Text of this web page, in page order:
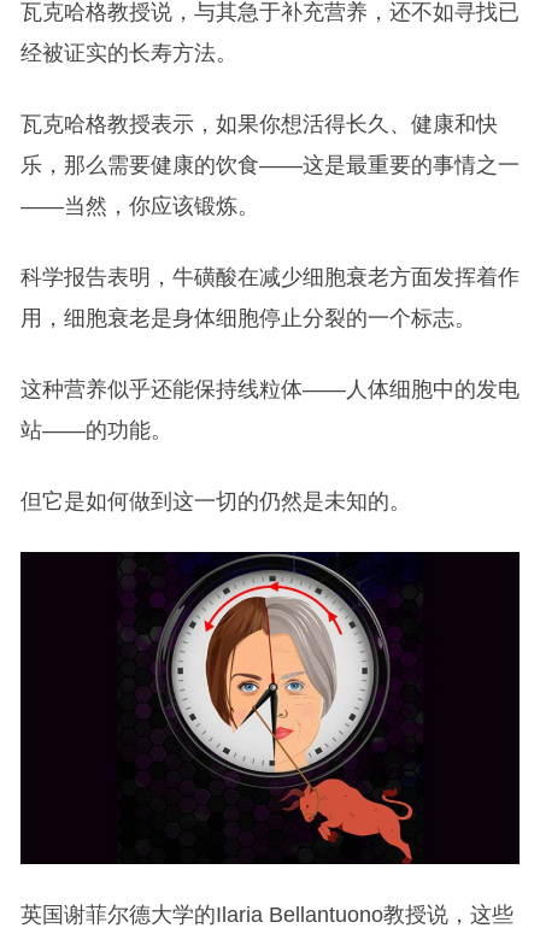
瓦克哈格教授说，与其急于补充营养，还不如寻找已
经被证实的长寿方法。
瓦克哈格教授表示，如果你想活得长久、健康和快
乐，那么需要健康的饮食——这是最重要的事情之一
——当然，你应该锻炼。
科学报告表明，牛磺酸在减少细胞衰老方面发挥着作
用，细胞衰老是身体细胞停止分裂的一个标志。
这种营养似乎还能保持线粒体——人体细胞中的发电
站——的功能。
但它是如何做到这一切的仍然是未知的。
英国谢菲尔德大学的Ilaria Bellantuono教授说，这些